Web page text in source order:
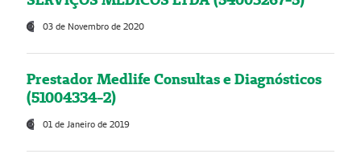
03 de Novembro de 2020
Prestador Medlife Consultas e Diagnósticos
(51004334-2)
01 de Janeiro de 2019